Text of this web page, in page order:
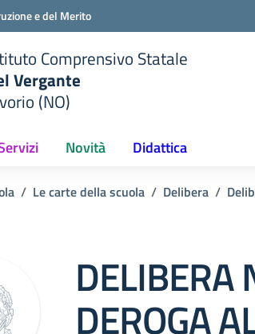
e del Merito
Comprensivo Statale
Vergante
(NO)
Novità Didattica
Le carte della scuola Delibera
DEROGA